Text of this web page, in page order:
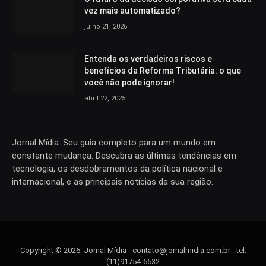
vez mais automatizado?
julho 21, 2026
Entenda os verdadeiros riscos e
benefícios da Reforma Tributária: o que
você não pode ignorar!
abril 22, 2025
Jornal Mídia: Seu guia completo para um mundo em
constante mudança. Descubra as últimas tendências em
tecnologia, os desdobramentos da política nacional e
internacional, e as principais notícias da sua região.
Copyright © 2026. Jornal Mídia - contato@jornalmidia.com.br- tel.
(11)91754-6532